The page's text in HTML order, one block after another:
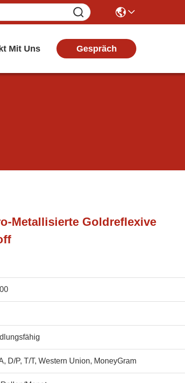
Mit Uns Gespräch
Metallisierte Goldreflexive
D/P, T/T, Western Union, MoneyGram